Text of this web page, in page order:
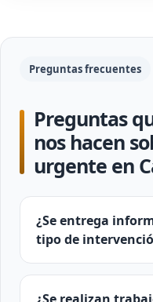
Preguntas frecuentes
Preguntas
nos hacen
urgente en
¿Se entrega
tipo de